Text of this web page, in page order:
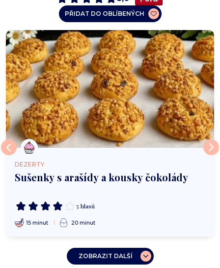
PŘIDAT DO OBLÍBENÝCH
DEZERTY
Sušenky s arašídy a kousky čokolády
5 hlasů
15 minut 20 minut
ZOBRAZIT DALŠÍ